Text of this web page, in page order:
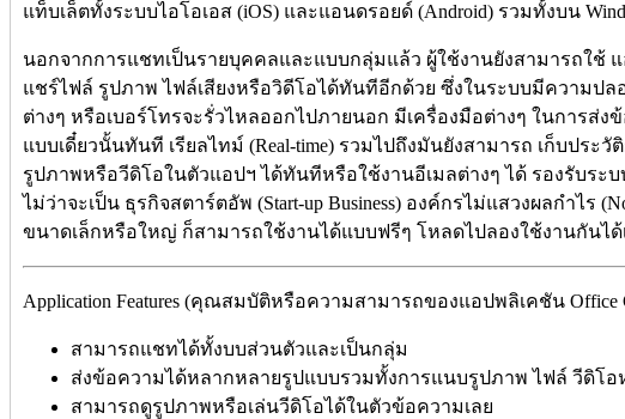
แท็บเล็ตทั้งระบบไอโอเอส (iOS) และแอนดรอยด์ (Android) รวมทั้งบน
นอกจากการแชทเป็นรายบุคคลและแบบกลุ่มแล้ว ผู้ใช้งานยังสามารถใช้ แ
แชร์ไฟล์ รูปภาพ ไฟล์เสียงหรือวิดีโอได้ทันทีอีกด้วย ซึ่งในระบบมีความป
ต่างๆ หรือเบอร์โทรจะรั่วไหลออกไปภายนอก มีเครื่องมือต่างๆ ในการส่ง
แบบเดี๋ยวนั้นทันที เรียลไทม์ (Real-time) รวมไปถึงมันยังสามารถ เก็บประ
รูปภาพหรือวีดิโอในตัวแอปฯ ได้ทันทีหรือใช้งานอีเมลต่างๆ ได้ รองรับระ
ไม่ว่าจะเป็น ธุรกิจสตาร์ตอัพ (Start-up Business) องค์กรไม่แสวงผลกำไร
ขนาดเล็กหรือใหญ่ ก็สามารถใช้งานได้แบบฟรีๆ โหลดไปลองใช้งานกันได้
Application Features (คุณสมบัติหรือความสามารถของแอปพลิเคชัน Office
สามารถแชทได้ทั้งบบส่วนตัวและเป็นกลุ่ม
ส่งข้อความได้หลากหลายรูปแบบรวมทั้งการแนบรูปภาพ ไฟล์ วีดิโอ
สามารถดูรูปภาพหรือเล่นวีดิโอได้ในตัวข้อความเลย